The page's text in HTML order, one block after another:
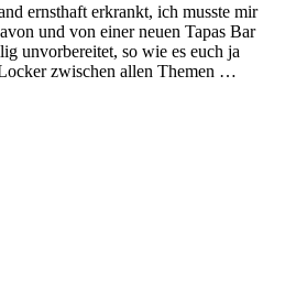
ernsthaft erkrankt, ich musste mir
und von einer neuen Tapas Bar
unvorbereitet, so wie es euch ja
zwischen allen Themen …